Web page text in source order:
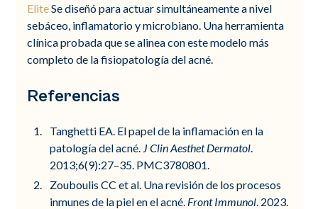
EliteSe diseñó para actuar simultáneamente a nivel
sebáceo, inflamatorio y microbiano. Una herramienta
clínica probada que se alinea con este modelo más
completo de la fisiopatología del acné.
Referencias
Tanghetti EA. El papel de la inflamación en la
patología del acné. J Clin Aesthet Dermatol
2013;6(9):27–35. PMC3780801.
Zouboulis CC et al. Una revisión de los procesos
inmunes de la piel en el acné. Front Immunol . 2023.